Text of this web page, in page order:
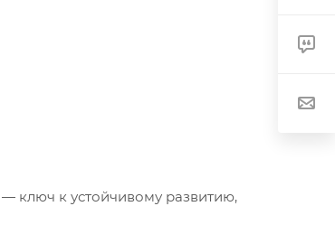
ключ к устойчивому развитию,